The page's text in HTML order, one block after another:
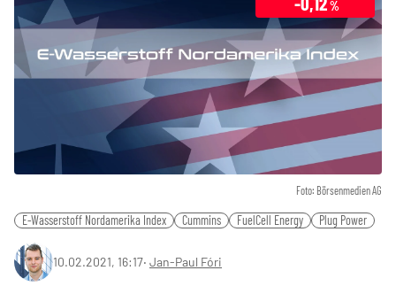
Foto: Börsenmedien AG
%
E-Wasserstoff Nordamerika Index Cummins FuelCell Energy Plug Power
10.02.2021, 16:17‧ Jan-Paul Fóri